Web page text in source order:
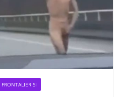
FRONTALIER SI